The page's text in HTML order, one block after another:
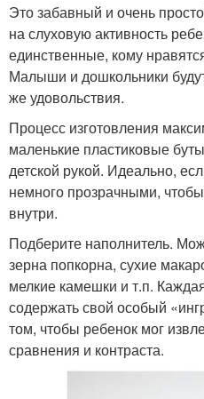
Это забавный и очень
на слуховую активность
единственные, кому
Малыши и дошкольники
же удовольствия.
Процесс изготовления
маленькие пластиковые
детской рукой. Идеально,
немного прозрачными,
внутри.
Подберите наполнитель.
зерна попкорна, сухие
мелкие камешки и т.п.
содержать свой особый
том, чтобы ребенок мог
сравнения и контраста.